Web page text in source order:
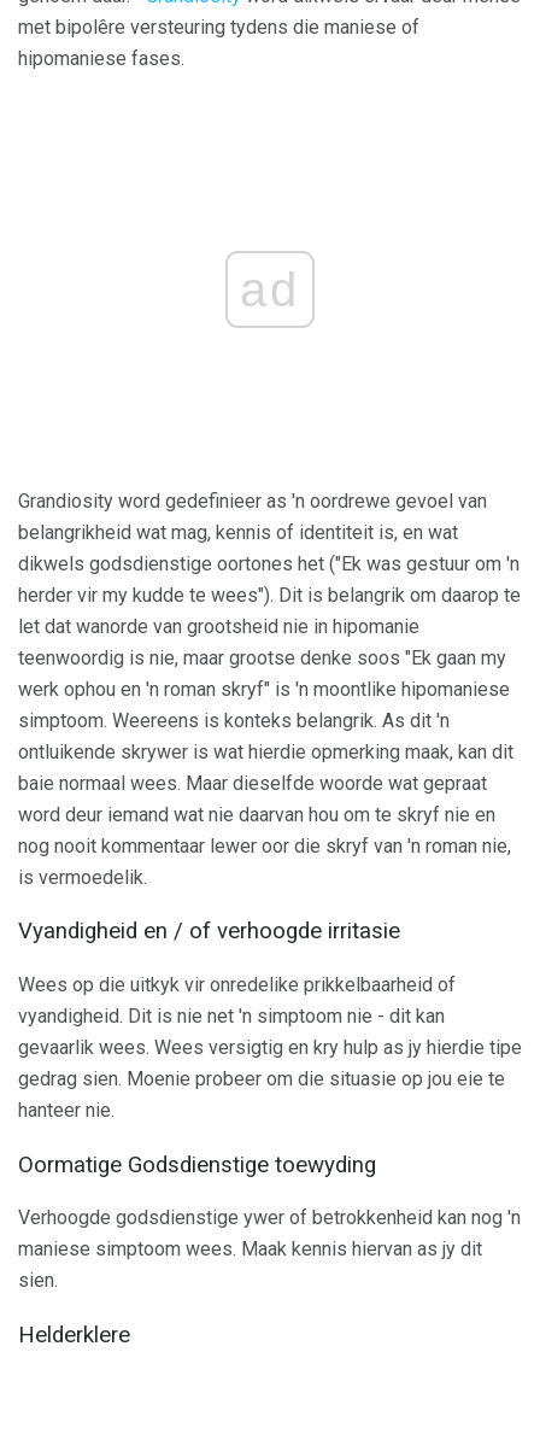
met bipolêre versteuring tydens die maniese of
hipomaniese fases.
ad
Grandiosity word gedefinieer as 'n oordrewe gevoel van
belangrikheid wat mag, kennis of identiteit is, en wat
dikwels godsdienstige oortones het ("Ek was gestuur om 'n
herder vir my kudde te wees"). Dit is belangrik om daarop te
let dat wanorde van grootsheid nie in hipomanie
teenwoordig is nie, maar grootse denke soos "Ek gaan my
werk ophou en 'n roman skryf" is 'n moontlike hipomaniese
simptoom. Weereens is konteks belangrik. As dit 'n
ontluikende skrywer is wat hierdie opmerking maak, kan dit
baie normaal wees. Maar dieselfde woorde wat gepraat
word deur iemand wat nie daarvan hou om te skryf nie en
nog nooit kommentaar lewer oor die skryf van 'n roman nie,
is vermoedelik.
Vyandigheid en / of verhoogde irritasie
Wees op die uitkyk vir onredelike prikkelbaarheid of
vyandigheid. Dit is nie net 'n simptoom nie - dit kan
gevaarlik wees. Wees versigtig en kry hulp as jy hierdie tipe
gedrag sien. Moenie probeer om die situasie op jou eie te
hanteer nie.
Oormatige Godsdienstige toewyding
Verhoogde godsdienstige ywer of betrokkenheid kan nog 'n
maniese simptoom wees. Maak kennis hiervan as jy dit
sien.
Helderklere